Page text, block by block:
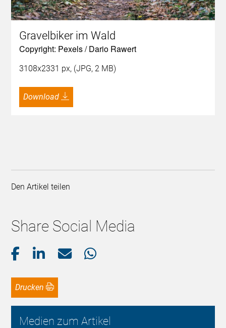
Gravelbiker im Wald
Copyright: Pexels / Dario Rawert
3108x2331 px, (JPG, 2 MB)
Download
Den Artikel teilen
Share Social Media
Drucken
Medien zum Artikel